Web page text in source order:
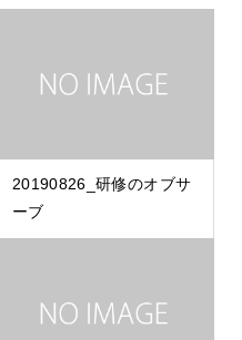
20190826_研修のオブサ
ーブ